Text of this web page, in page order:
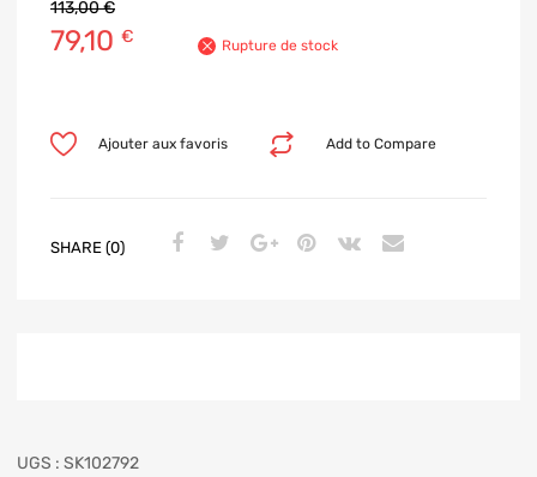
113,00€
79,10 € Rupture de stock
Add to Compare
Ajouter aux favoris
SHARE (0)
UGS : SK102792